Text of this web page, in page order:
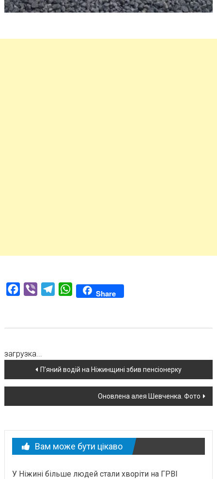
Facebook
Viber TelegramWhatsAppShare
загрузка...
Навігація
по
новині
П’яний водій на Ніжинщині збив пенсіонерку
Оновлена алея Шевченка. Фото
Вам може бути цікаво
У Ніжині більше людей стали хворіти на ГРВІ